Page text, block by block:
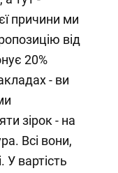
причини ми
від
20%
- ви
зірок - на
Всі вони,
У вартість